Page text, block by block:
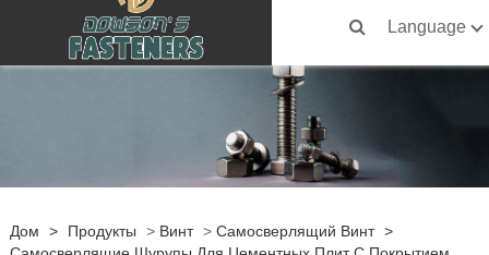
Language
Дом > Продукты > Винт > Самосверлящий Винт >